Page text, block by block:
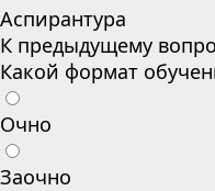
Аспирантура
К предыдущему
Какой формат
Очно
Заочно